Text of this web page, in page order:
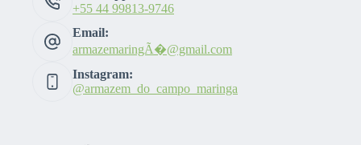
+55 44 99813-9746
Email:
armazemaringÃ�@gmail.com
Instagram:
@armazem_do_campo_maringa